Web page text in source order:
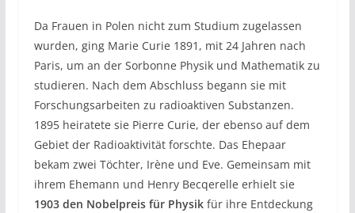
Da Frauen in Polen nicht zum Studium zugelassen
wurden, ging Marie Curie 1891, mit 24 Jahren nach
Paris, um an der Sorbonne Physik und Mathematik zu
studieren. Nach dem Abschluss begann sie mit
Forschungsarbeiten zu radioaktiven Substanzen.
1895 heiratete sie Pierre Curie, der ebenso auf dem
Gebiet der Radioaktivität forschte. Das Ehepaar
bekam zwei Töchter, Irène und Eve. Gemeinsam mit
ihrem Ehemann und Henry Becqerelle erhielt sie
1903 den Nobelpreis für Physikfür ihre Entdeckung